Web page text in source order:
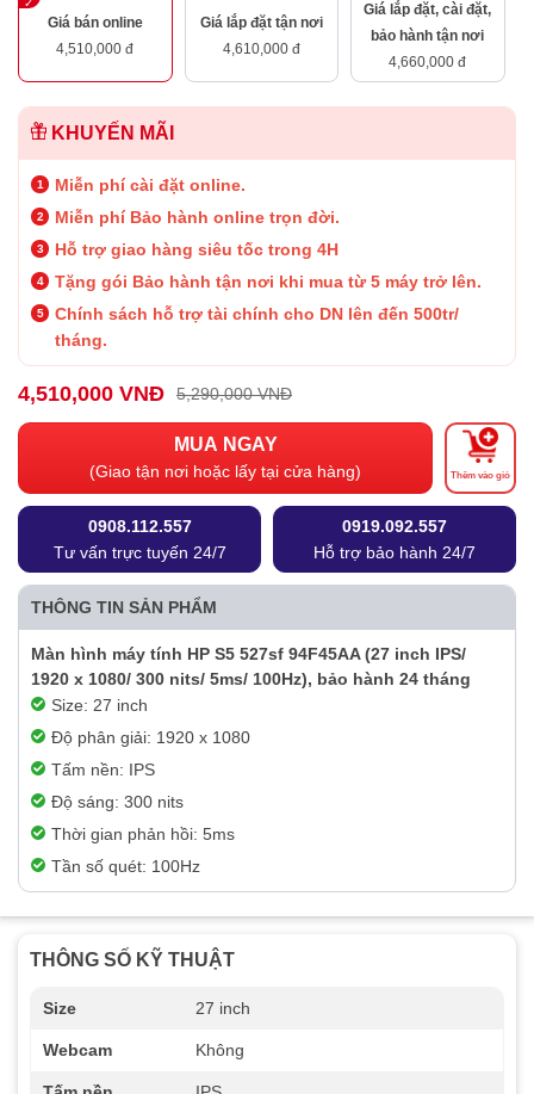
Giá bán online
4,510,000 đ
Giá lắp đặt tận nơi
4,610,000 đ
Giá lắp đặt, cài đặt,
bảo hành tận nơi
4,660,000 đ
KHUYẾN MÃI
Miễn phí cài đặt online.
Miễn phí Bảo hành online trọn đời.
Hỗ trợ giao hàng siêu tốc trong 4H
Tặng gói Bảo hành tận nơi khi mua từ 5 máy trở lên.
Chính sách hỗ trợ tài chính cho DN lên đến 500tr/
tháng.
4,510,000 VNĐ 5,290,000 VNĐ
MUA NGAY
(Giao tận nơi hoặc lấy tại cửa hàng) Thêm vào giỏ
0908.112.557
Tư vấn trực tuyến 24/7
0919.092.557
Hỗ trợ bảo hành 24/7
THÔNG TIN SẢN PHẨM
Màn hình máy tính HP S5 527sf 94F45AA (27 inch IPS/
1920 x 1080/ 300 nits/ 5ms/ 100Hz), bảo hành 24 tháng
Size: 27 inch
Độ phân giải: 1920 x 1080
Tấm nền: IPS
Độ sáng: 300 nits
Thời gian phản hồi: 5ms
Tần số quét: 100Hz
THÔNG SỐ KỸ THUẬT
Size 27 inch
Webcam Không